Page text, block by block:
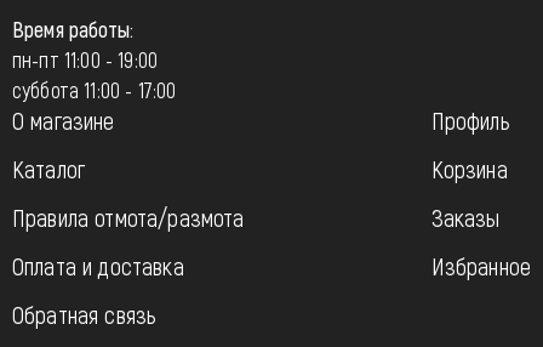
Время работы:
пн-пт 11:00 - 19:00
суббота 11:00 - 17:00
О магазине
Каталог
Правила отмота/размота
Оплата и доставка
Обратная связь
Профиль
Корзина
Заказы
Избранное